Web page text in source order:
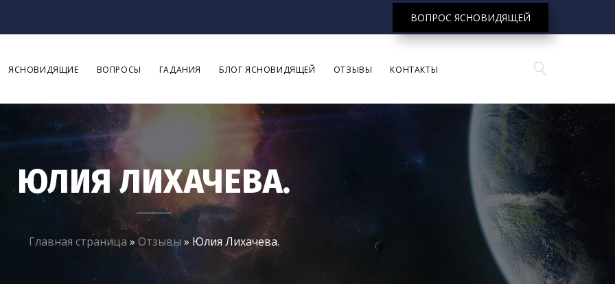
ВОПРОС ЯСНОВИДЯЩЕЙ
ЯСНОВИДЯЩИЕ ВОПРОСЫ ГАДАНИЯ БЛОГ ЯСНОВИДЯЩЕЙ ОТЗЫВЫ КОНТАКТЫ
ЮЛИЯ ЛИХАЧЕВА.
Главная страница » Отзывы» Юлия Лихачева.